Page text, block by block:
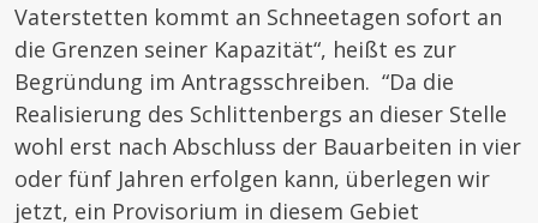
Vaterstetten kommt an Schneetagen sofort an
die Grenzen seiner Kapazität“, heißt es zur
Begründung im Antragsschreiben. “Da die
Realisierung des Schlittenbergs an dieser Stelle
wohl erst nach Abschluss der Bauarbeiten in vier
oder fünf Jahren erfolgen kann, überlegen wir
jetzt, ein Provisorium in diesem Gebiet